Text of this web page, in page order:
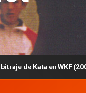
en WKF (2008–2024)